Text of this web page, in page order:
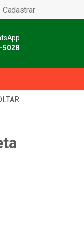
Cadastrar
5028